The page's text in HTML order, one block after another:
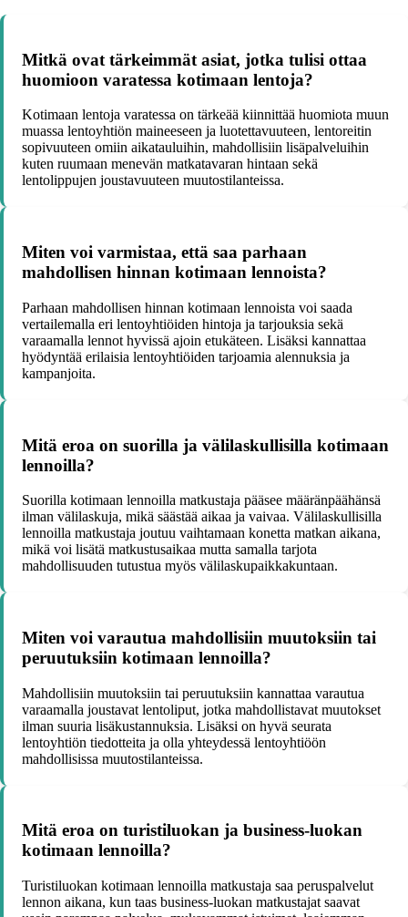
Mitkä ovat tärkeimmät asiat, jotka tulisi ottaa
huomioon varatessa kotimaan lentoja?
Kotimaan lentoja varatessa on tärkeää kiinnittää huomiota muun
muassa lentoyhtiön maineeseen ja luotettavuuteen, lentoreitin
sopivuuteen omiin aikatauluihin, mahdollisiin lisäpalveluihin
kuten ruumaan menevän matkatavaran hintaan sekä
lentolippujen joustavuuteen muutostilanteissa.
Miten voi varmistaa, että saa parhaan
mahdollisen hinnan kotimaan lennoista?
Parhaan mahdollisen hinnan kotimaan lennoista voi saada
vertailemalla eri lentoyhtiöiden hintoja ja tarjouksia sekä
varaamalla lennot hyvissä ajoin etukäteen. Lisäksi kannattaa
hyödyntää erilaisia lentoyhtiöiden tarjoamia alennuksia ja
kampanjoita.
Mitä eroa on suorilla ja välilaskullisilla kotimaan
lennoilla?
Suorilla kotimaan lennoilla matkustaja pääsee määränpäähänsä
ilman välilaskuja, mikä säästää aikaa ja vaivaa. Välilaskullisilla
lennoilla matkustaja joutuu vaihtamaan konetta matkan aikana,
mikä voi lisätä matkustusaikaa mutta samalla tarjota
mahdollisuuden tutustua myös välilaskupaikkakuntaan.
Miten voi varautua mahdollisiin muutoksiin tai
peruutuksiin kotimaan lennoilla?
Mahdollisiin muutoksiin tai peruutuksiin kannattaa varautua
varaamalla joustavat lentoliput, jotka mahdollistavat muutokset
ilman suuria lisäkustannuksia. Lisäksi on hyvä seurata
lentoyhtiön tiedotteita ja olla yhteydessä lentoyhtiöön
mahdollisissa muutostilanteissa.
Mitä eroa on turistiluokan ja business-luokan
kotimaan lennoilla?
Turistiluokan kotimaan lennoilla matkustaja saa peruspalvelut
lennon aikana, kun taas business-luokan matkustajat saavat